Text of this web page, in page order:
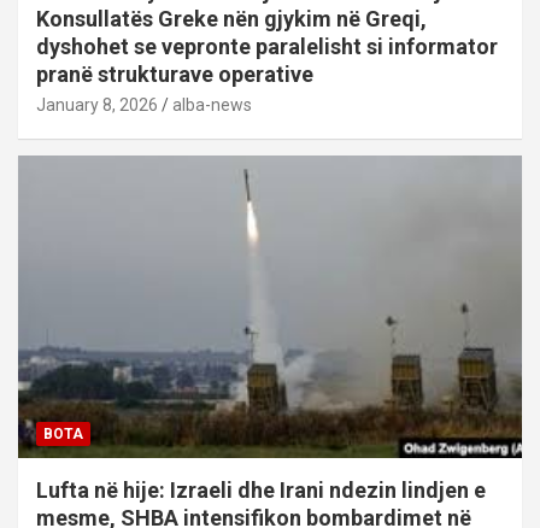
Konsullatës Greke nën gjykim në Greqi,
dyshohet se vepronte paralelisht si informator
pranë strukturave operative
January 8, 2026 alba-news
BOTA
Lufta në hije: Izraeli dhe Irani ndezin lindjen e
mesme, SHBA intensifikon bombardimet në